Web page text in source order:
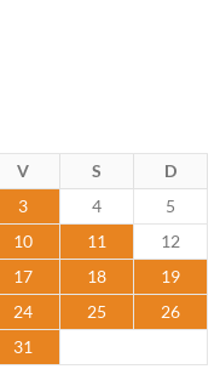
V S
D
3 4
5
10 11
12
17 18
19
24 25
26
31